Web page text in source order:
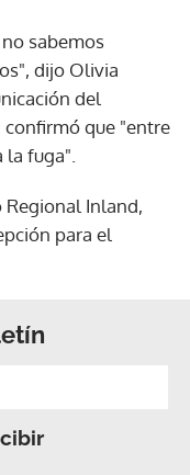
sabemos
dijo Olivia
del
confirmó que "entre
fuga".
Regional Inland,
para el